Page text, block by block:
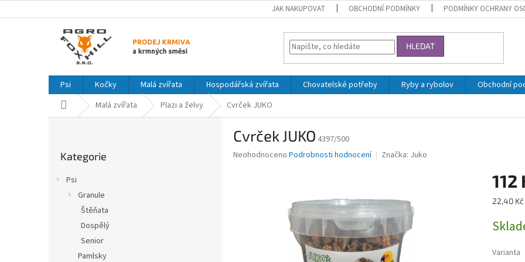
na
JAK NAKUPOVAT OBCHODNÍ PODMÍNKY PODMÍNKY OCHRANY
HLEDAT
Psi Kočky Malá zvířata Hospodářská zvířata Chovatelské potřeby Ryby a rybolov Obchodní
Domů Malá zvířata Plazi a želvy Cvrček JUKO
kategorie
Kategorie
Psi
Granule
Štěňata
Dospělý
Senior
Pamlsky
Cvrček JUKO 4397/500
Průměrné
Neohodnoceno Podrobnosti hodnocení Značka: Juko
112
Měrná
22,40
Varianta